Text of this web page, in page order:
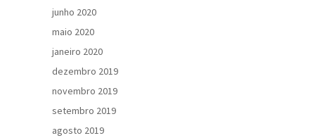
junho 2020
maio 2020
janeiro 2020
dezembro 2019
novembro 2019
setembro 2019
agosto 2019